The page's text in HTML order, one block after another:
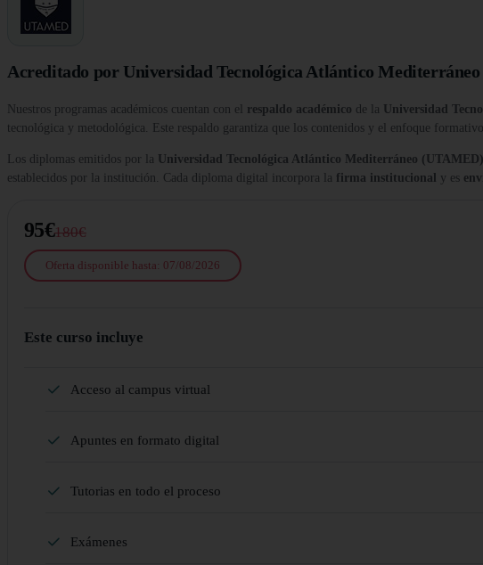
Acreditado por Universidad Tecnológica Atlántico Mediterráneo
Nuestros programas académicos cuentan con el respaldo académico de la Universidad
tecnológica y metodológica. Este respaldo garantiza que los contenidos y el enfoque
Los diplomas emitidos por la Universidad Tecnológica Atlántico Mediterráneo (UTAMED)
establecidos por la institución. Cada diploma digital incorpora la firma institucional y es
95€180€
Oferta disponible hasta: 07/08/2026
Este curso incluye
Acceso al campus virtual
Apuntes en formato digital
Tutorias en todo el proceso
Exámenes